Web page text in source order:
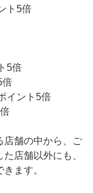
ト5倍
5倍
倍
イント5倍
店舗の中から、ご
店舗以外にも、
ます。